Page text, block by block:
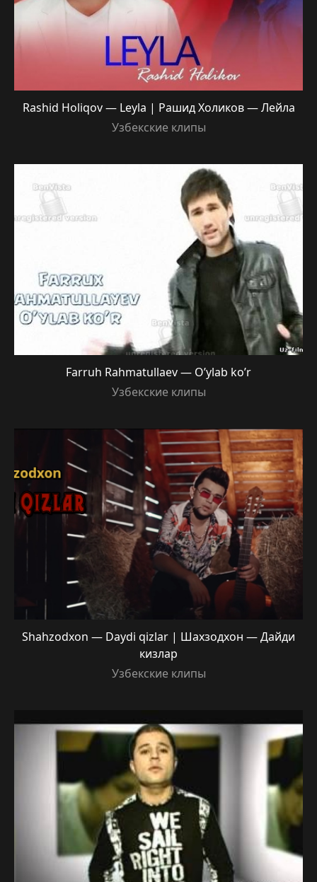
Rashid Holiqov — Leyla | Рашид Холиков — Лейла
Узбекские клипы
Farruh Rahmatullaev — O’ylab ko’r
Узбекские клипы
Shahzodxon — Daydi qizlar | Шахзодхон — Дайди
кизлар
Узбекские клипы